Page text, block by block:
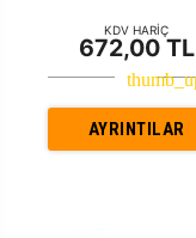
KDV HARİÇ
672,00 TL
AYRINTILAR